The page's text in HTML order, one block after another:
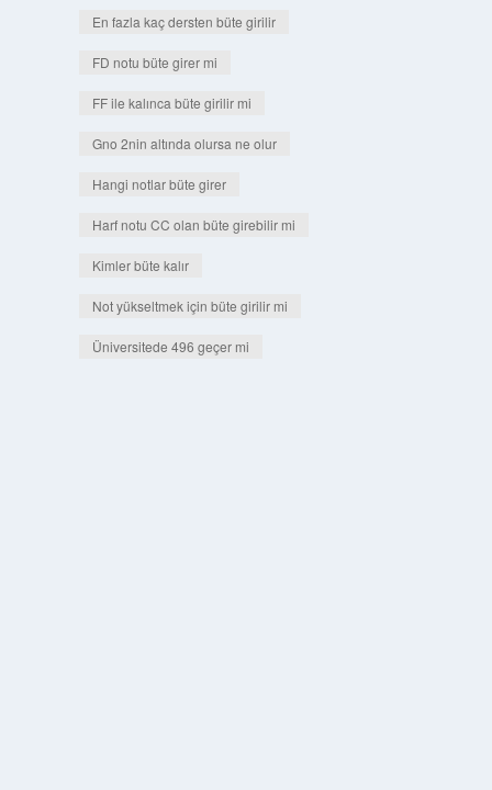
En fazla kaç dersten büte girilir
FD notu büte girer mi
FF ile kalınca büte girilir mi
Gno 2nin altında olursa ne olur
Hangi notlar büte girer
Harf notu CC olan büte girebilir mi
Kimler büte kalır
Not yükseltmek için büte girilir mi
Üniversitede 496 geçer mi